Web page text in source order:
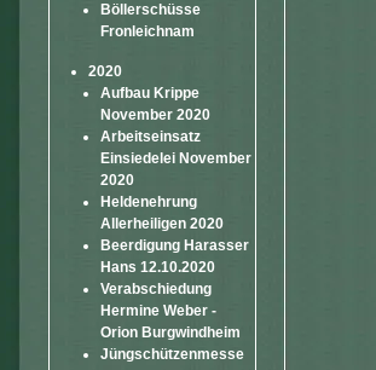
Böllerschüsse
Fronleichnam
2020
Aufbau Krippe
November 2020
Arbeitseinsatz
Einsiedelei November
2020
Heldenehrung
Allerheiligen 2020
Beerdigung Harasser
Hans 12.10.2020
Verabschiedung
Hermine Weber -
Orion Burgwindheim
Jüngschützenmesse